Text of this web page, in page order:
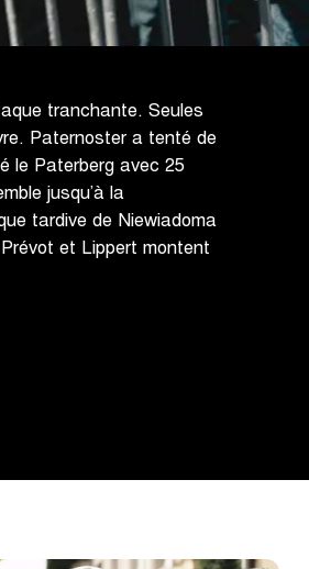
tranchante. Seules
Paternoster a tenté de
le Paterberg avec 25
jusqu’à la
tardive de Niewiadoma
et Lippert montent